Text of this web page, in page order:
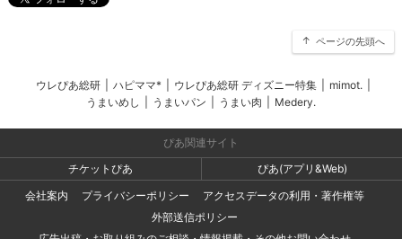
ページの先頭へ
ウレぴあ総研 ハピママ* ウレぴあ総研 ディズニー特集 mimot.
うまいめし
うまいパン うまい肉 Medery.
ぴあ関連サイト
チケットぴあ
ぴあ(アプリ&Web)
会社案内
プライバシーポリシー
アクセスデータの利用・著作権等
外部送信ポリシー